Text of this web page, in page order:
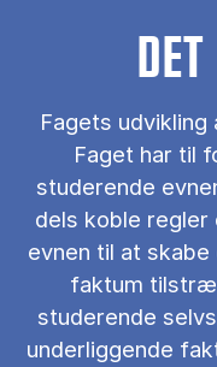
Fagets
Faget har til
studerende
dels koble
evnen til at
faktum
studerende
underliggende